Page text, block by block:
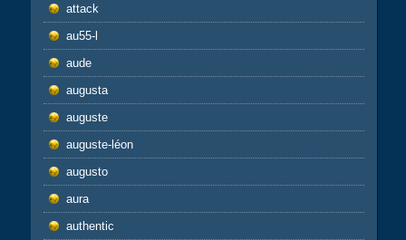
attack
au55-l
aude
augusta
auguste
auguste-léon
augusto
aura
authentic